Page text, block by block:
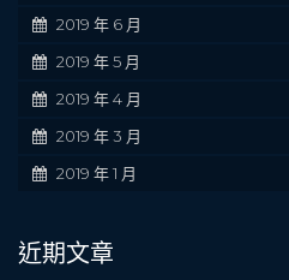
2019 年 6 月
2019 年 5 月
2019 年 4 月
2019 年 3 月
2019 年 1 月
近期文章